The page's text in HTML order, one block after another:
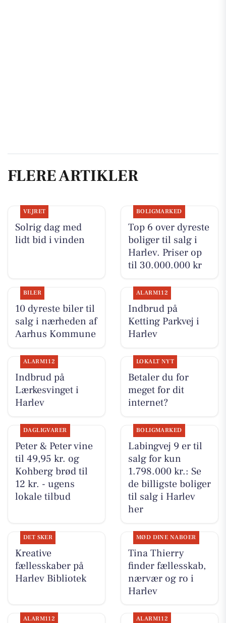
FLERE ARTIKLER
VEJRET
Solrig dag med
lidt bid i vinden
BOLIGMARKED
Top 6 over dyreste
boliger til salg i
Harlev. Priser op
til 30.000.000 kr
BILER
10 dyreste biler til
salg i nærheden af
Aarhus Kommune
ALARM112
Indbrud på
Ketting Parkvej i
Harlev
ALARM112
Indbrud på
Lærkesvinget i
Harlev
LOKALT NYT
Betaler du for
meget for dit
internet?
DAGLIGVARER
Peter & Peter vine
til 49,95 kr. og
Kohberg brød til
12 kr. - ugens
lokale tilbud
BOLIGMARKED
Labingvej 9 er til
salg for kun
1.798.000 kr.: Se
de billigste boliger
til salg i Harlev
her
DET SKER
Kreative
fællesskaber på
Harlev Bibliotek
MØD DINE NABOER
Tina Thierry
finder fællesskab,
nærvær og ro i
Harlev
ALARM112 ALARM112